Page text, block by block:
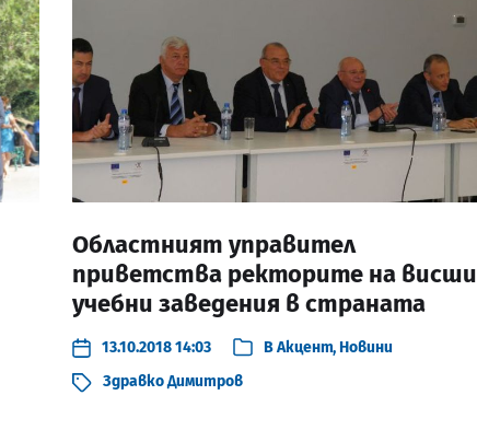
Областният управител
приветства ректорите на висши
учебни заведения в страната
13.10.2018 14:03 ВАкцент,Новини
Здравко Димитров